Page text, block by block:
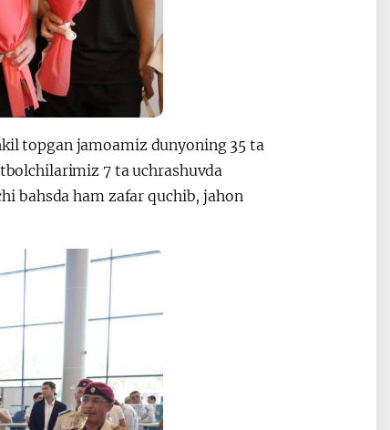
topgan jamoamiz dunyoning 35 ta
7 ta uchrashuvda
bahsda ham zafar quchib, jahon